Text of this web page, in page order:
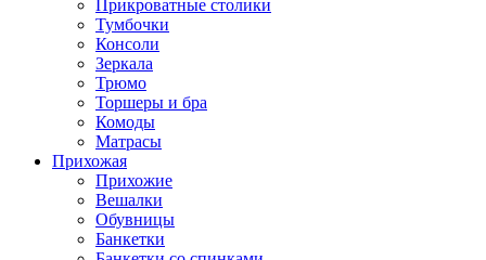
Прикроватные столики
Тумбочки
Консоли
Зеркала
Трюмо
Торшеры и бра
Комоды
Матрасы
Прихожая
Прихожие
Вешалки
Обувницы
Банкетки